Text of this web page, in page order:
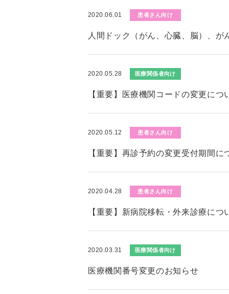
2020.06.01 患者さん向け
人間ドック（がん、心臓、脳）、が
2020.05.28 医療関係者向け
【重要】医療機関コードの変更につ
2020.05.12 患者さん向け
【重要】再診予約の変更受付期間に
2020.04.28 患者さん向け
【重要】新病院移転・外来診療につ
2020.03.31 医療関係者向け
医療機関番号変更のお知らせ